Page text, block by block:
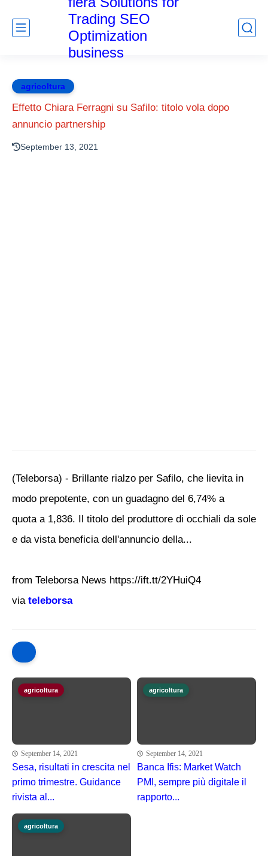
Trading SEO
Optimization
business
agricoltura
Effetto Chiara Ferragni su Safilo: titolo vola dopo
annuncio partnership
September 13, 2021
(Teleborsa) - Brillante rialzo per Safilo, che lievita in
modo prepotente, con un guadagno del 6,74% a
quota a 1,836. Il titolo del produttore di occhiali da sole
e da vista beneficia dell'annuncio della...
from Teleborsa News https://ift.tt/2YHuiQ4
via teleborsa
agricoltura
September 14, 2021
Sesa, risultati in crescita nel
primo trimestre. Guidance
rivista al...
agricoltura
September 14, 2021
Banca Ifis: Market Watch
PMI, sempre più digitale il
rapporto...
agricoltura